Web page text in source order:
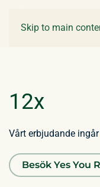
Skip to main
12x
Vårt erbjudande
Besök Yes You